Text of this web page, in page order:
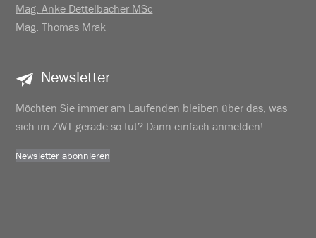
Mag. Anke Dettelbacher MSc
Mag. Thomas Mrak
Newsletter
Möchten Sie immer am Laufenden bleiben über das, was
sich im ZWT gerade so tut? Dann einfach anmelden!
Newsletter abonnieren